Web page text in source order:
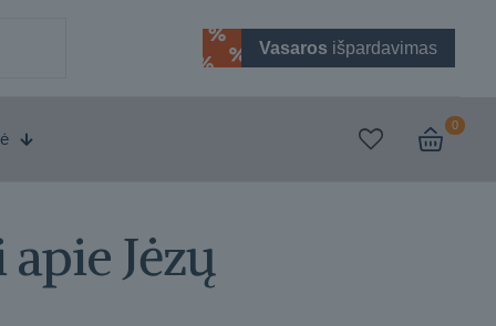
Vasaros išpardavimas
0
Jėzų